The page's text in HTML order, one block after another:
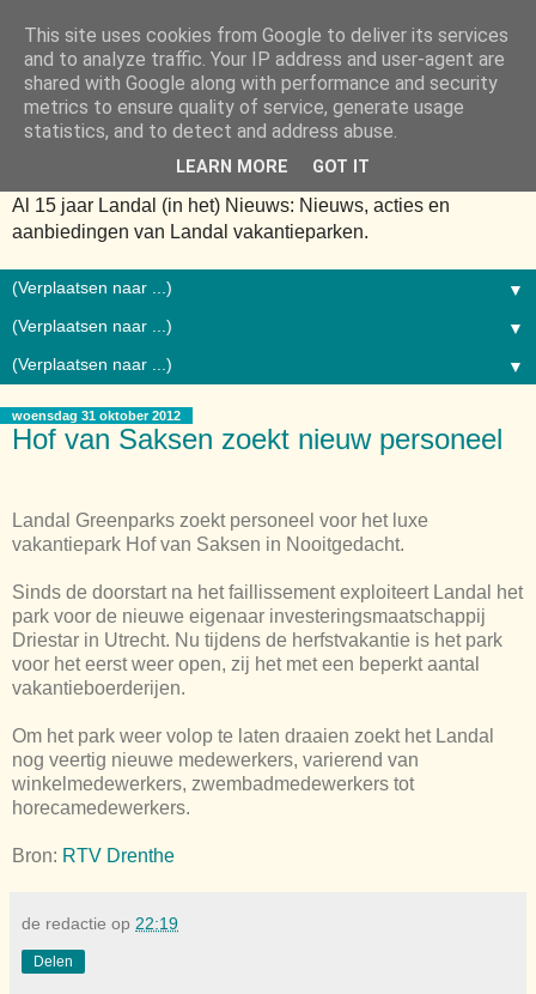
Al 15 jaar Landal (in het) Nieuws: Nieuws, acties en
aanbiedingen van Landal vakantieparken.
▼
▼
▼
woensdag 31 oktober 2012
Hof van Saksen zoekt nieuw personeel
Landal Greenparks zoekt personeel voor het luxe
vakantiepark Hof van Saksen in Nooitgedacht.
Sinds de doorstart na het faillissement exploiteert Landal het
park voor de nieuwe eigenaar investeringsmaatschappij
Driestar in Utrecht. Nu tijdens de herfstvakantie is het park
voor het eerst weer open, zij het met een beperkt aantal
vakantieboerderijen.
Om het park weer volop te laten draaien zoekt het Landal
nog veertig nieuwe medewerkers, varierend van
winkelmedewerkers, zwembadmedewerkers tot
horecamedewerkers.
Bron: RTV Drenthe
de redactie op 22:19
Delen
This site uses cookies from Google to deliver its services
and to analyze traffic. Your IP address and user-agent are
shared with Google along with performance and security
metrics to ensure quality of service, generate usage
statistics, and to detect and address abuse.
LEARN MORE GOT IT